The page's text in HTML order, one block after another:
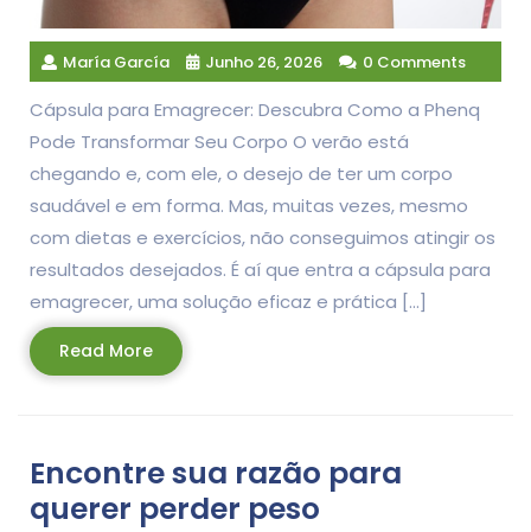
María García Junho 26, 2026 0 Comments
Cápsula para Emagrecer: Descubra Como a Phenq
Pode Transformar Seu Corpo O verão está
chegando e, com ele, o desejo de ter um corpo
saudável e em forma. Mas, muitas vezes, mesmo
com dietas e exercícios, não conseguimos atingir os
resultados desejados. É aí que entra a cápsula para
emagrecer, uma solução eficaz e prática […]
Read MoreRead
More
Encontre sua razão para
querer perder peso